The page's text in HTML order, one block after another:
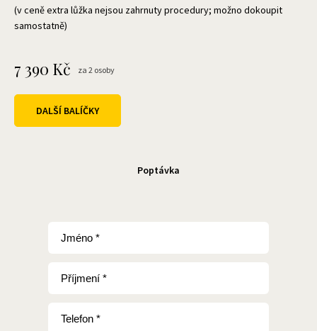
(v ceně extra lůžka nejsou zahrnuty procedury; možno dokoupit
samostatně)
7 390 Kč za 2 osoby
DALŠÍ BALÍČKY
Poptávka